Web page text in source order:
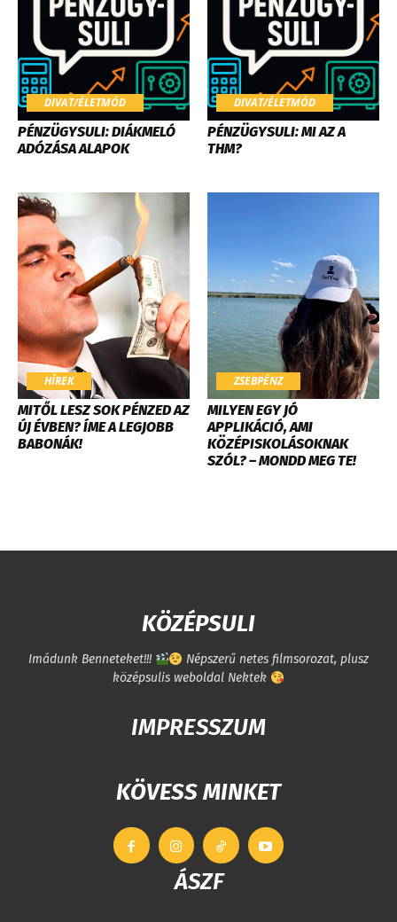
DIVAT/ÉLETMÓD
PÉNZÜGYSULI: DIÁKMELÓ
ADÓZÁSA ALAPOK
DIVAT/ÉLETMÓD
PÉNZÜGYSULI: MI AZ A
THM?
HÍREK
MITŐL LESZ SOK PÉNZED AZ
ÚJ ÉVBEN? ÍME A LEGJOBB
BABONÁK!
ZSEBPÉNZ
MILYEN EGY JÓ
APPLIKÁCIÓ, AMI
KÖZÉPISKOLÁSOKNAK
SZÓL? – MONDD MEG TE!
KÖZÉPSULI
Imádunk Benneteket!!!
Népszerű netes filmsorozat, plusz
középsulis weboldal Nektek
IMPRESSZUM
KÖVESS MINKET
ÁSZF